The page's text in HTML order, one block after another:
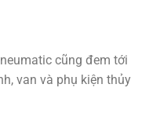
cũng đem tới
van và phụ kiện thủy